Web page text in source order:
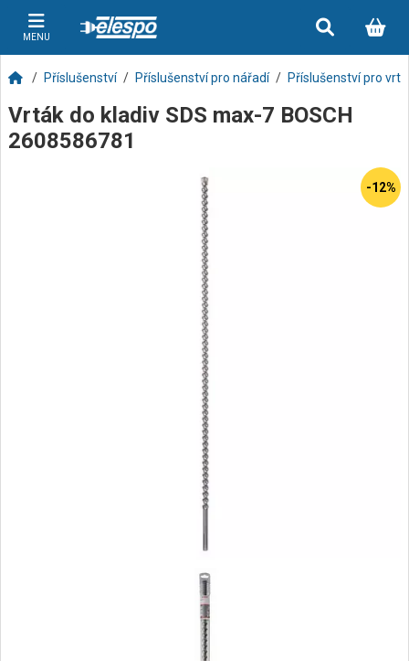
MENU
Příslušenství Příslušenství pro nářadí Příslušenství pro
Vrták do kladiv SDS max-7 BOSCH
2608586781
-12%